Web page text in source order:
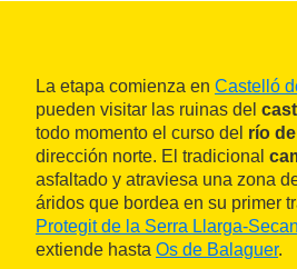
La etapa comienza en Castelló
pueden visitar las ruinas del
todo momento el curso del río
dirección norte. El tradicional
asfaltado y atraviesa una zona
áridos que bordea en su primer
Protegit de la Serra Llarga-
extiende hasta Os de Balaguer.